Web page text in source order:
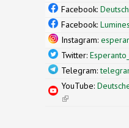
Facebook:
Facebook:
Instagram:
Twitter:
Telegram:
YouTube:
(link is external)